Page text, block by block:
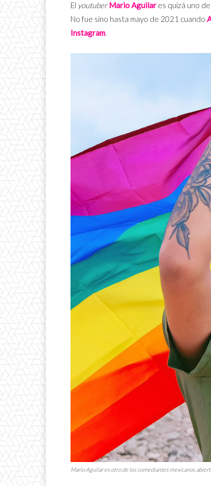
El youtuber Mario Aguilar es quizá uno
No fue sino hasta mayo de 2021 cuando
Instagram.
Mario Aguilar es otro de los comediantes mexicanos